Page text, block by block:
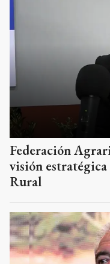
Federación
visión
Rural